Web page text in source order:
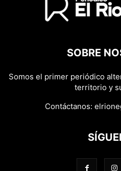
SOBRE
Somos el primer periódico
territorio y
Contáctanos: